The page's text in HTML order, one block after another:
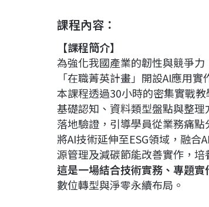
課程內容：
【課程簡介】
為強化我國產業的韌性與競爭力
「在職菁英計畫」開設AI應用
本課程透過30小時的密集實戰
基礎認知、資料類型盤點與整
落地驗證，引導學員從業務痛
將AI技術延伸至ESG領域，融
源管理及減碳節能改善實作，
這是一場結合技術實務、專題
數位轉型與淨零永續布局。